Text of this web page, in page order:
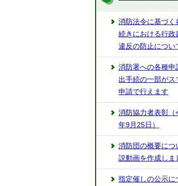
消防法令に基づく
続きにおける行政
違反の防止につい
消防署への各種申
出手続の一部がス
申請で行えます
消防協力者表彰（
年9月25日）
消防団の概要につ
説動画を作成しま
指定催しの公示に